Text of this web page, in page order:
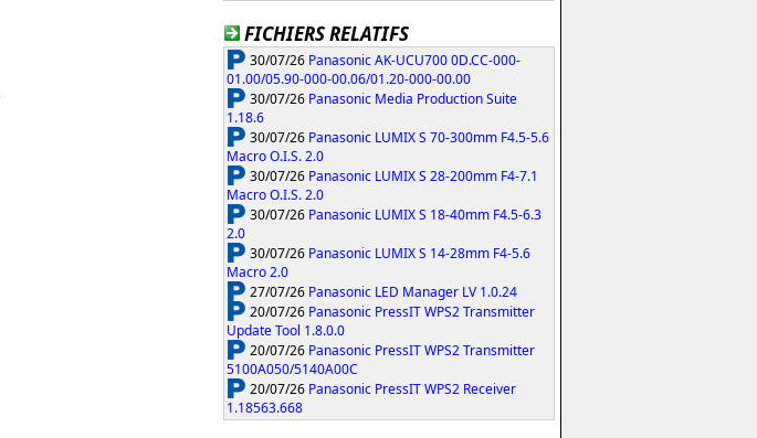
FICHIERS RELATIFS
30/07/26 Panasonic AK-UCU700 0D.CC-000-
01.00/05.90-000-00.06/01.20-000-00.00
30/07/26 Panasonic Media Production Suite
1.18.6
30/07/26 Panasonic LUMIX S 70-300mm F4.5-5.6
Macro O.I.S. 2.0
30/07/26 Panasonic LUMIX S 28-200mm F4-7.1
Macro O.I.S. 2.0
30/07/26 Panasonic LUMIX S 18-40mm F4.5-6.3
2.0
30/07/26 Panasonic LUMIX S 14-28mm F4-5.6
Macro 2.0
27/07/26 Panasonic LED Manager LV 1.0.24
20/07/26 Panasonic PressIT WPS2 Transmitter
Update Tool 1.8.0.0
20/07/26 Panasonic PressIT WPS2 Transmitter
5100A050/5140A00C
20/07/26 Panasonic PressIT WPS2 Receiver
1.18563.668